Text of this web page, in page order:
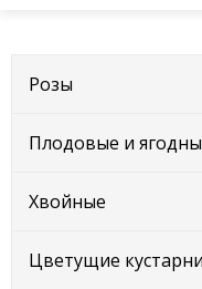
Розы
Плодовые и
Хвойные
Цветущие